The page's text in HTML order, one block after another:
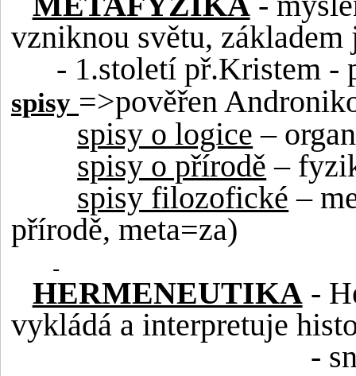
vzniknou světu, základem
- 1.století př.Kristem -
spisy =>pověřen
spisy o logice –
spisy o přírodě –
spisy filozofické –
přírodě, meta=za)
HERMENEUTIKA-
vykládá a interpretuje
-